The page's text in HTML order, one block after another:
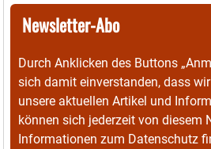
Newsletter-Abo
Durch Anklicken des Buttons
sich damit einverstanden, dass
unsere aktuellen Artikel und
können sich jederzeit von diesem
Informationen zum Datenschutz